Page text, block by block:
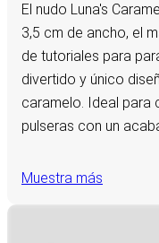
El nudo Luna's
3,5 cm de ancho, el
de tutoriales para
divertido y único
caramelo. Ideal para
pulseras con un
Muestra más